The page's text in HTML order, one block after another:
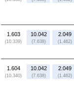
1.603
(10.339)
10.042
(7.638)
2.049
(1.462)
1.604
(10.340)
10.042
(7.638)
2.049
(1.462)